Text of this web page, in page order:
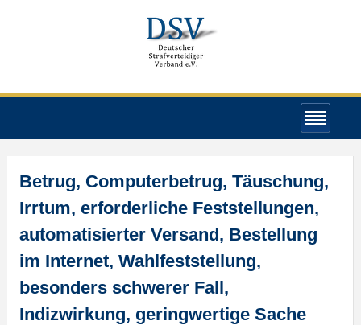
Betrug, Computerbetrug, Täuschung,
Irrtum, erforderliche Feststellungen,
automatisierter Versand, Bestellung
im Internet, Wahlfeststellung,
besonders schwerer Fall,
Indizwirkung, geringwertige Sache